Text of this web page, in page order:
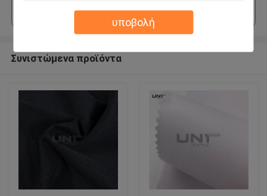
υποβολή
Συνιστώμενα προϊόντα